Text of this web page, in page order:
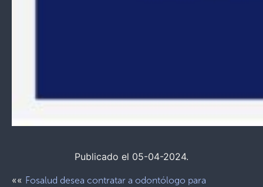
Publicado el 05-04-2024.
«« Fosalud desea contratar a odontólogo para